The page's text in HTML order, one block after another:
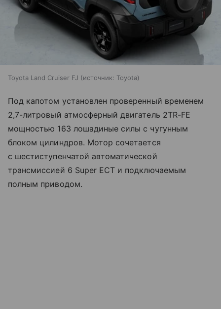
Toyota Land Cruiser FJ источник: Toyota
Под капотом установлен проверенный временем
2,7-литровый атмосферный двигатель 2TR-FE
мощностью 163 лошадиные силы с чугунным
блоком цилиндров. Мотор сочетается
с шестиступенчатой автоматической
трансмиссией 6 Super ECT и подключаемым
полным приводом.